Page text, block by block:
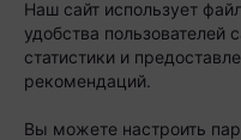
Наш сайт использует
удобства пользователей
статистики и
рекомендаций.
Вы можете настроить